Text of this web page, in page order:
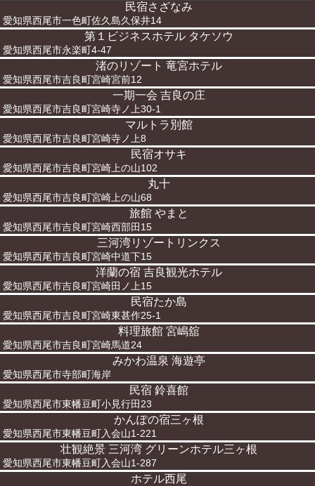
民宿さざなみ
愛知県西尾市一色町佐久島久保井14
第１ビジネスホテル タケソウ
愛知県西尾市永楽町4-47
渚のリゾート 竜宮ホテル
愛知県西尾市吉良町宮崎宮前12
一期一会 吉良の庄
愛知県西尾市吉良町宮崎寺ノ上30-1
マルトラ別館
愛知県西尾市吉良町宮崎寺ノ上8
民宿オサキ
愛知県西尾市吉良町宮崎上の山102
丸十
愛知県西尾市吉良町宮崎上の山68
旅館 やまと
愛知県西尾市吉良町宮崎西部田15
三河湾リゾートリンクス
愛知県西尾市吉良町宮崎中道下15
洋蘭の宿 吉良観光ホテル
愛知県西尾市吉良町宮崎田ノ上15
民宿たか島
愛知県西尾市吉良町宮崎東甚作25-1
料理旅館 宮嶋舘
愛知県西尾市吉良町宮崎馬道24
みかわ温泉 海遊亭
愛知県西尾市寺部町海岸
民宿 鈴喜館
愛知県西尾市東幡豆町小見行田23
かんぽの宿三ヶ根
愛知県西尾市東幡豆町入会山1-221
壮観絶景 三河湾 グリーンホテル三ヶ根
愛知県西尾市東幡豆町入会山1-287
ホテル西尾